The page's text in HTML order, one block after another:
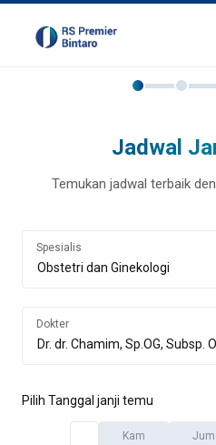
Jadwal
Temukan jadwal terbaik
Spesialis
Dokter
Pilih Tanggal janji temu
Kam Jum